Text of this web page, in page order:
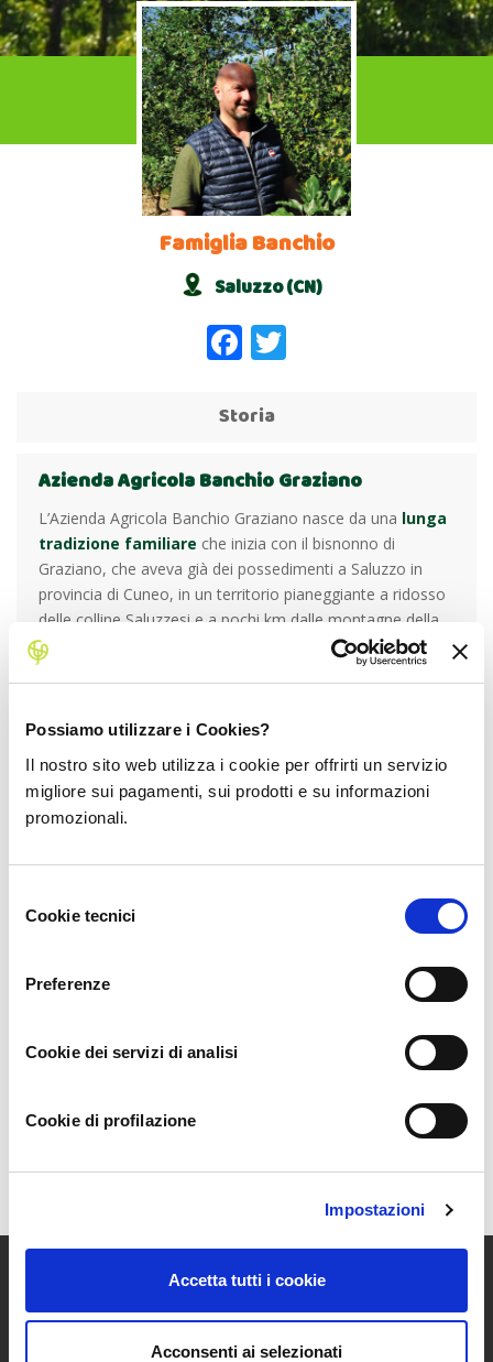
Possiamo utilizzare i Cookies?
Il nostro sito web utilizza i cookie per offrirti un servizio
migliore sui pagamenti, sui prodotti e su informazioni
promozionali.
delCookie tecnici
Preferenze
Cookie dei servizi di analisi
Cookie di profilazione
Impostazioni
Accetta tutti i cookie
Acconsenti ai selezionati
Famiglia Banchio
Saluzzo (CN)
Facebook
Storia
Azienda Agricola Banchio Graziano
L’Azienda Agricola Banchio Graziano nasce da una lunga
tradizione familiare che inizia con il bisnonno di
Graziano, che aveva già dei possedimenti a Saluzzo in
provincia di Cuneo, in un territorio pianeggiante a ridosso
delle colline Saluzzesi e a pochi km dalle montagne della
Valle Po. Graziano crea un’azienda a suo nome intorno al
1997 con sede a Revello, che comprende diversi
Cuneo e recentemente in Lazio: il cambio generazionale
coltivazionie un’espansione di appezzamenti, con
uno sguardo rivolto sempre alfuturo e all’innovazione
Oltre a Graziano, che si occupa delle coltivazioni e della
azienda, l’attività comprende diversi collaboratori tra cui
finanziaria e della comunicazione con i clienti. Graziano è
Agricola capofila di una rete di imprese, che immagazzina
La Scelta
ISCRIVITI ALLA NEWSLETTER
Resta aggiornato sulle storie e le novità della nostra Community!